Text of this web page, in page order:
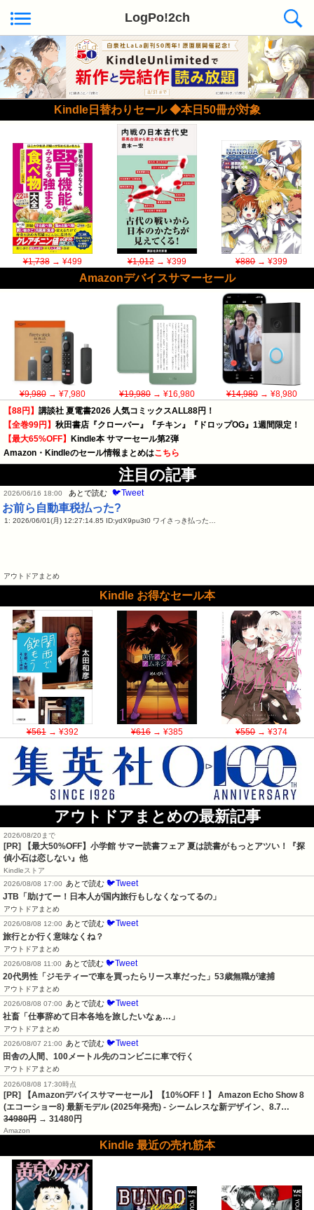
LogPo!2ch
Kindle日替わりセール ◆本日50冊が対象
¥1,738→ ¥499 ¥1,012→ ¥399 ¥880→ ¥399
Amazonデバイスサマーセール
¥9,980→ ¥7,980 ¥19,980→ ¥16,980 ¥14,980→ ¥8,980
【88円】 講談社 夏電書2026 人気コミックスALL88円！
【全巻99円】 秋田書店『クローバー』『チキン』『ドロップOG』1週間限定！
【最大65%OFF】
Kindle本 サマーセール第2弾
Amazon・Kindleのセール情報まとめはこちら
注目の記事
2026/06/16 18:00 あとで読む 🐦Tweet
お前ら自動車税払った?
1: 2026/06/01(月) 12:27:14.85 ID:ydX9pu3t0 ワイさっき払った…
アウトドアまとめ
Kindle お得なセール本
¥561→ ¥392 ¥616→ ¥385 ¥550→ ¥374
アウトドアまとめの最新記事
2026/08/20まで
[PR]
【最大50%OFF】小学館 サマー読書フェア 夏は読書がもっとアツい！『探
偵小石は恋しない』他
Kindleストア
2026/08/08 17:00
あとで読む 🐦Tweet
JTB「助けてー！日本人が国内旅行もしなくなってるの」
アウトドアまとめ
2026/08/08 12:00
あとで読む 🐦Tweet
旅行とか行く意味なくね？
アウトドアまとめ
2026/08/08 11:00
あとで読む 🐦Tweet
20代男性「ジモティーで車を買ったらリース車だった」53歳無職が逮捕
アウトドアまとめ
2026/08/08 07:00
あとで読む 🐦Tweet
社畜「仕事辞めて日本各地を旅したいなぁ…」
アウトドアまとめ
2026/08/07 21:00
あとで読む 🐦Tweet
田舎の人間、100メートル先のコンビニに車で行く
アウトドアまとめ
2026/08/08 17:30時点
[PR] 【Amazonデバイスサマーセール】【10%OFF！】 Amazon Echo Show 8
(エコーショー8) 最新モデル (2025年発売) - シームレスな新デザイン、8.7…
34980円 → 31480円
Amazon
Kindle 最近の売れ筋本